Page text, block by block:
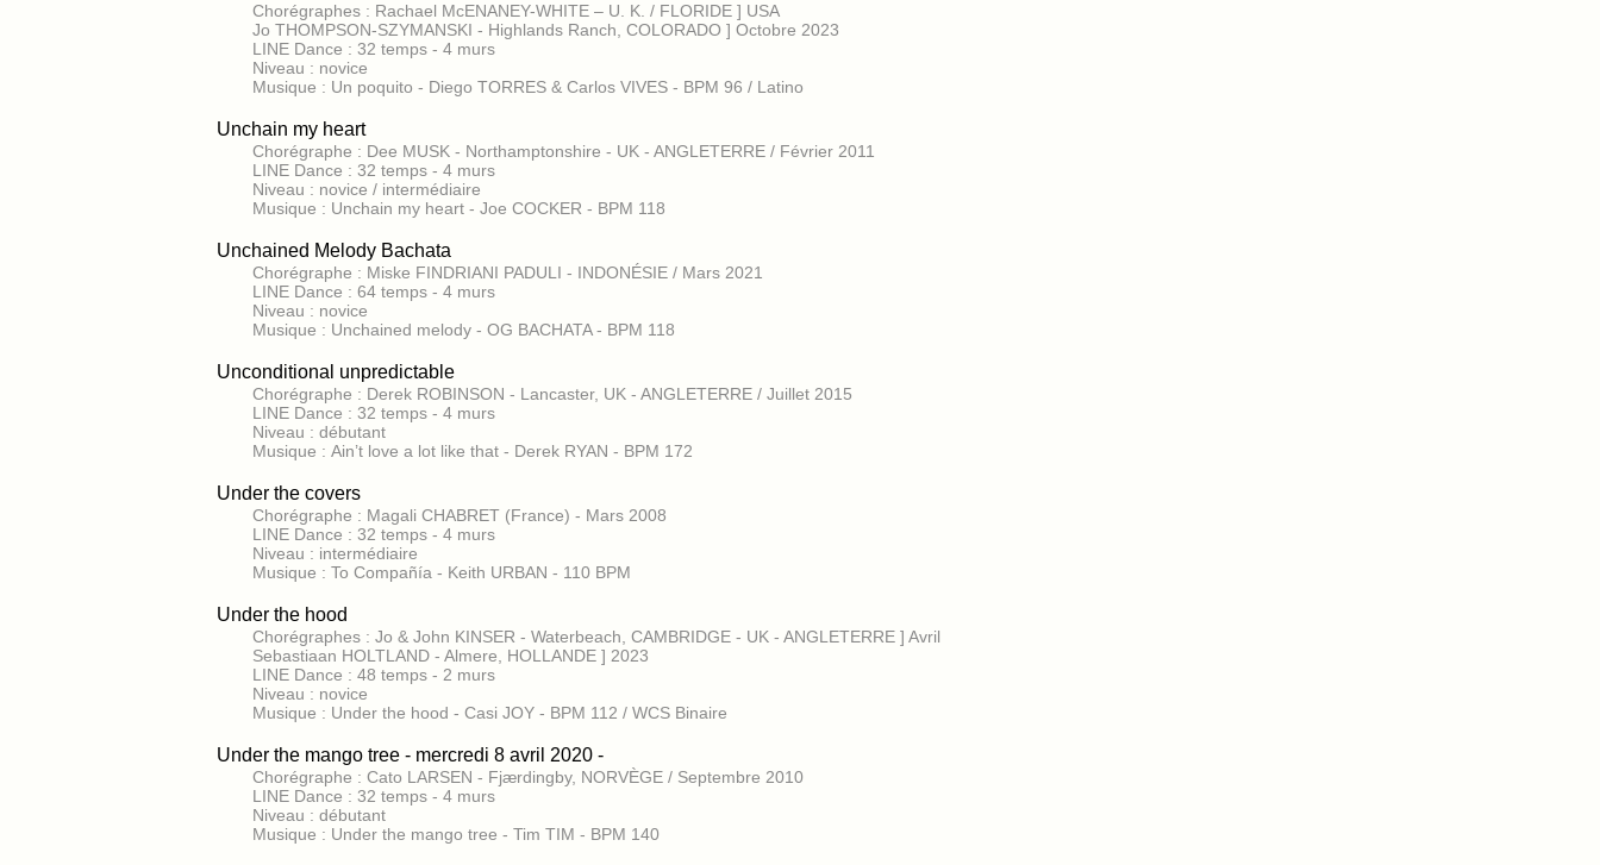
Chorégraphes : Rachael McENANEY-WHITE – U. K. / FLORIDE ] USA
Jo THOMPSON-SZYMANSKI - Highlands Ranch, COLORADO ] Octobre 2023
LINE Dance : 32 temps - 4 murs
Niveau : novice
Musique : Un poquito - Diego TORRES & Carlos VIVES - BPM 96 / Latino
Unchain my heart
Chorégraphe : Dee MUSK - Northamptonshire - UK - ANGLETERRE / Février 2011
LINE Dance : 32 temps - 4 murs
Niveau : novice / intermédiaire
Musique : Unchain my heart - Joe COCKER - BPM 118
Unchained Melody Bachata
Chorégraphe : Miske FINDRIANI PADULI - INDONÉSIE / Mars 2021
LINE Dance : 64 temps - 4 murs
Niveau : novice
Musique : Unchained melody - OG BACHATA - BPM 118
Unconditional unpredictable
Chorégraphe : Derek ROBINSON - Lancaster, UK - ANGLETERRE / Juillet 2015
LINE Dance : 32 temps - 4 murs
Niveau : débutant
Musique : Ain’t love a lot like that - Derek RYAN - BPM 172
Under the covers
Chorégraphe : Magali CHABRET (France) - Mars 2008
LINE Dance : 32 temps - 4 murs
Niveau : intermédiaire
Musique : To Compañía - Keith URBAN - 110 BPM
Under the hood
Chorégraphes : Jo & John KINSER - Waterbeach, CAMBRIDGE - UK - ANGLETERRE ] Avril
Sebastiaan HOLTLAND - Almere, HOLLANDE ] 2023
LINE Dance : 48 temps - 2 murs
Niveau : novice
Musique : Under the hood - Casi JOY - BPM 112 / WCS Binaire
Under the mango tree - mercredi 8 avril 2020 -
Chorégraphe : Cato LARSEN - Fjærdingby, NORVÈGE / Septembre 2010
LINE Dance : 32 temps - 4 murs
Niveau : débutant
Musique : Under the mango tree - Tim TIM - BPM 140